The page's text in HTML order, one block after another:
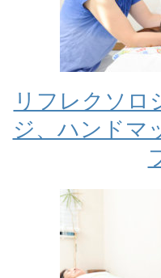
リフレクソロ
ジ、ハンドマ